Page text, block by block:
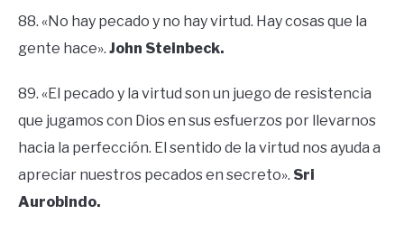
88. «No hay pecado y no hay virtud. Hay cosas que la
gente hace». John Steinbeck.
89. «El pecado y la virtud son un juego de resistencia
que jugamos con Dios en sus esfuerzos por llevarnos
hacia la perfección. El sentido de la virtud nos ayuda a
apreciar nuestros pecados en secreto». Sri
Aurobindo.